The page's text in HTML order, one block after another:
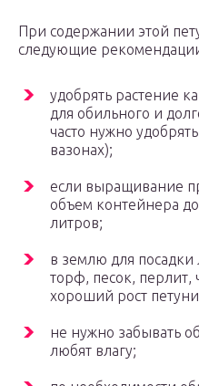
При содержании этой
следующие
удобрять растение
для обильного и
часто нужно
вазонах);
если выращивание
объем контейнера
литров;
в землю для посадки
торф, песок, перлит,
хороший рост
не нужно забывать
любят влагу;